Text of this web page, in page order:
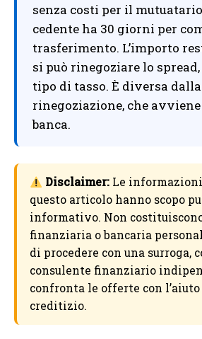
senza costi per il
cedente ha 30 giorni per
trasferimento. L’importo
si può rinegoziare lo
tipo di tasso. È diversa dalla
rinegoziazione, che
banca.
Disclaimer:Le
questo articolo hanno scopo
informativo. Non
finanziaria o bancaria
di procedere con una surroga,
consulente finanziario
confronta le offerte con
creditizio.